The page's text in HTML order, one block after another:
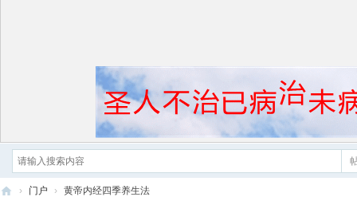
› 门户 › 黄帝内经四季养生法